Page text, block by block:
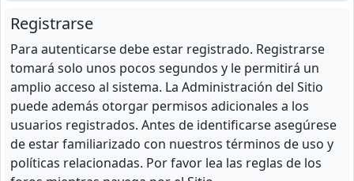
Registrarse
Para autenticarse debe estar registrado. Registrarse
tomará solo unos pocos segundos y le permitirá un
amplio acceso al sistema. La Administración del Sitio
puede además otorgar permisos adicionales a los
usuarios registrados. Antes de identificarse asegúrese
de estar familiarizado con nuestros términos de uso y
políticas relacionadas. Por favor lea las reglas de los